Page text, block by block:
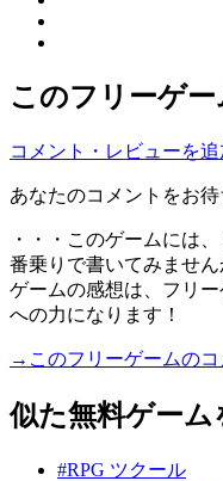
このフリーゲ
コメント・レビューを追
あなたのコメントをお待
・・・このゲームには
番乗りで書いてみません
ゲームの感想は、フリ
への力になります！
→このフリーゲームの
似た無料ゲーム
#RPG ツクール